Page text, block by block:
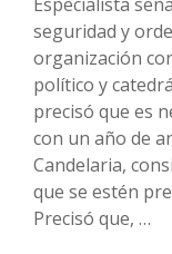
Especialista
seguridad y
organización
político y
precisó que es
con un año de
Candelaria,
que se estén
Precisó que, …